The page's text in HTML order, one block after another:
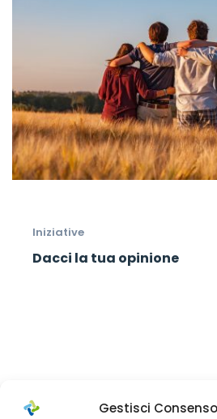
Gestisci
Iniziative
Dacci la tua opinione